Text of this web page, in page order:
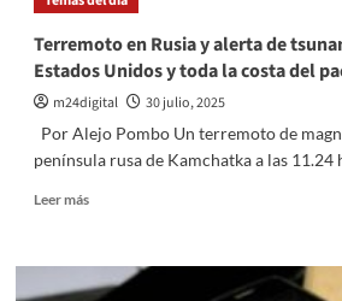
Terremoto en Rusia y alerta de
Estados Unidos y toda la costa del
m24digital
30 julio, 2025
Por Alejo Pombo Un terremoto de
península rusa de Kamchatka a las 11.24
Leer másLeer
Terremoto
en